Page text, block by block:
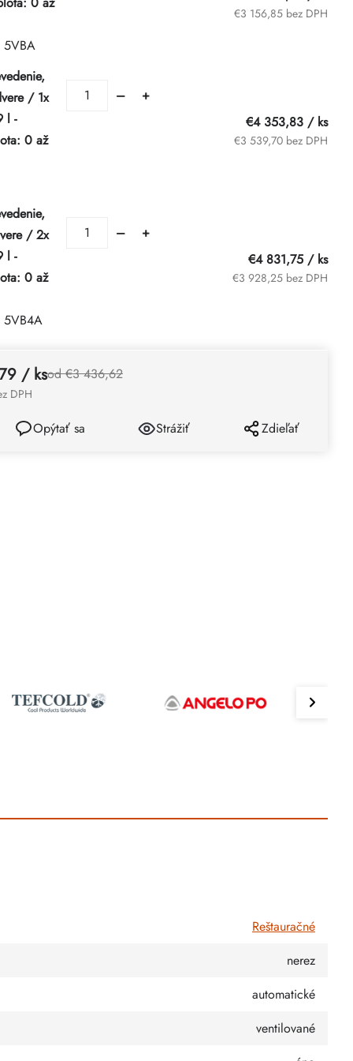
5VBA
€3 156,85 bez DPH
/ 1x
l -
0 až
€4 353,83 / ks
€3 539,70 bez DPH
/ 2x
l -
0 až
5VB4A
€4 831,75 / ks
€3 928,25 bez DPH
od €3 436,62
/ ks
DPH
Opýtať sa Strážiť Zdieľať
Reštauračné
nerez
automatické
ventilované